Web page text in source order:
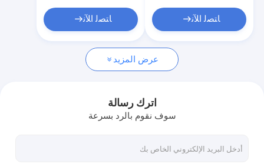
جميع القضايا
ترحيل الحالة الصلبة
مرحل التحكم الصناعي
ﺎﺘﺼﻟ ﺍﻶﻧ ﺎﺘﺼﻟ ﺍﻶﻧ
عرض المزيد
اترك رسالة
سوف نقوم بالرد بسرعة